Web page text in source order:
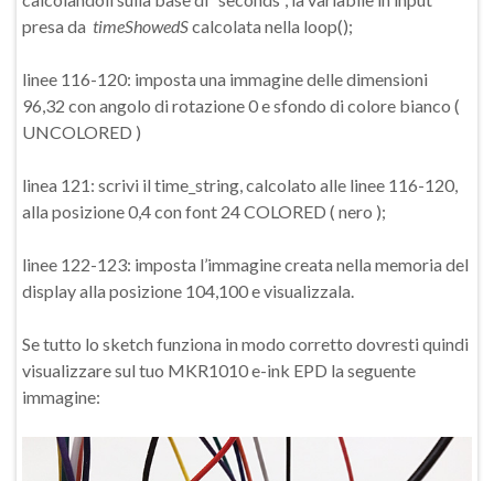
presa da timeShowedScalcolata nella loop();
linee 116-120: imposta una immagine delle dimensioni
96,32 con angolo di rotazione 0 e sfondo di colore bianco (
UNCOLORED )
linea 121: scrivi il time_string, calcolato alle linee 116-120,
alla posizione 0,4 con font 24 COLORED ( nero );
linee 122-123: imposta l’immagine creata nella memoria del
display alla posizione 104,100 e visualizzala.
Se tutto lo sketch funziona in modo corretto dovresti quindi
visualizzare sul tuo MKR1010 e-ink EPD la seguente
immagine: